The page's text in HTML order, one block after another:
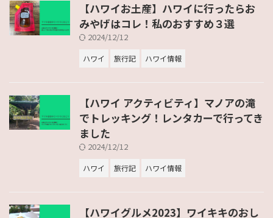
【ハワイお土産】ハワイに行ったらお
みやげはコレ！私のおすすめ３選
2024/12/12
ハワイ 旅行記 ハワイ情報
【ハワイ アクティビティ】マノアの滝
でトレッキング！レンタカーで行ってき
ました
2024/12/12
ハワイ 旅行記 ハワイ情報
【ハワイグルメ2023】ワイキキのおし